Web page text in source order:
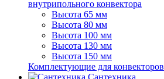
внутрипольного конвектора
Высота 65 мм
Высота 80 мм
Высота 100 мм
Высота 130 мм
Высота 150 мм
Комплектующие для конвекторов
Сантехника